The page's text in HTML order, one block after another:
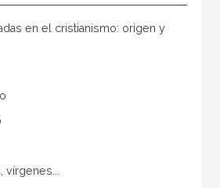
en el cristianismo: origen y